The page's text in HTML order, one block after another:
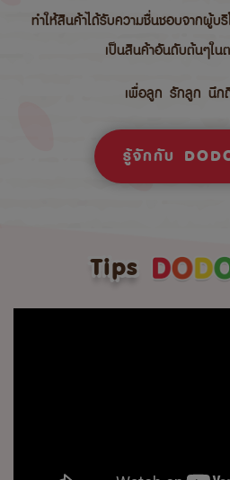
ทำให้สินค้าได้รับความชื่นชอบจากผู้บ
เป็นสินค้าอันดับต้นๆใน
เพื่อลูก รักลูก นึก
รู้จักกับ
Tips